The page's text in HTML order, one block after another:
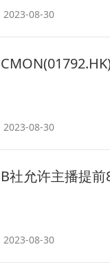
2023-08-30
2023-08-30
B社允许主播提
2023-08-30